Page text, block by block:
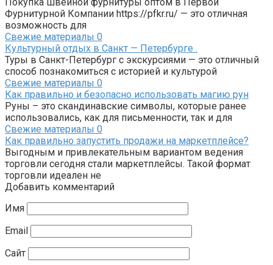
Покупка швейной фурнитуры оптом в Первой
Фурнитурной Компании https://pfkr.ru/ — это отличная
возможность для
Свежие материалы 0
Культурный отдых в Санкт — Петербурге .
Туры в Санкт-Петербург с экскурсиями — это отличный
способ познакомиться с историей и культурой
Свежие материалы 0
Как правильно и безопасно использовать магию рун
Руны – это скандинавские символы, которые ранее
использовались, как для письменности, так и для
Свежие материалы 0
Как правильно запустить продажи на маркетплейсе?
Выгодным и привлекательным вариантом ведения
торговли сегодня стали маркетплейсы. Такой формат
торговли идеален не
Добавить комментарий
Имя
Email
Сайт